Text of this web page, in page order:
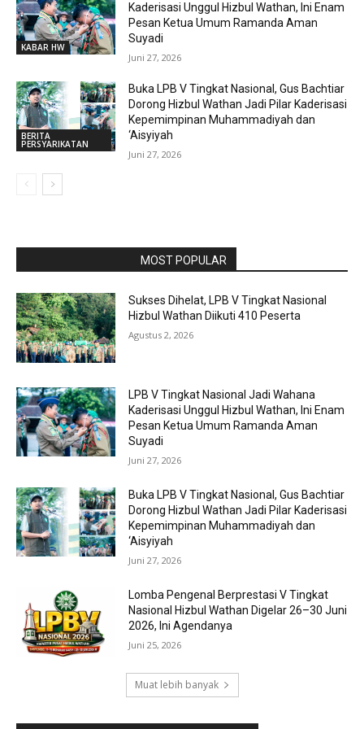
KABAR HW
Kaderisasi Unggul Hizbul Wathan, Ini Enam
Pesan Ketua Umum Ramanda Aman
Suyadi
Juni 27, 2026
BERITA
PERSYARIKATAN
Buka LPB V Tingkat Nasional, Gus Bachtiar
Dorong Hizbul Wathan Jadi Pilar Kaderisasi
Kepemimpinan Muhammadiyah dan
‘Aisyiyah
Juni 27, 2026
MOST POPULAR
Sukses Dihelat, LPB V Tingkat Nasional
Hizbul Wathan Diikuti 410 Peserta
Agustus 2, 2026
LPB V Tingkat Nasional Jadi Wahana
Kaderisasi Unggul Hizbul Wathan, Ini Enam
Pesan Ketua Umum Ramanda Aman
Suyadi
Juni 27, 2026
Buka LPB V Tingkat Nasional, Gus Bachtiar
Dorong Hizbul Wathan Jadi Pilar Kaderisasi
Kepemimpinan Muhammadiyah dan
‘Aisyiyah
Juni 27, 2026
Lomba Pengenal Berprestasi V Tingkat
Nasional Hizbul Wathan Digelar 26–30 Juni
2026, Ini Agendanya
Juni 25, 2026
Muat lebih banyak